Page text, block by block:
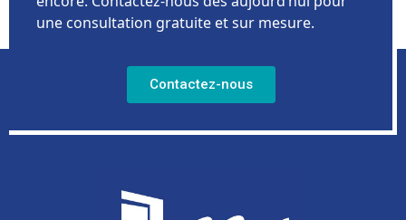
une consultation gratuite et sur mesure.
Contactez-nous